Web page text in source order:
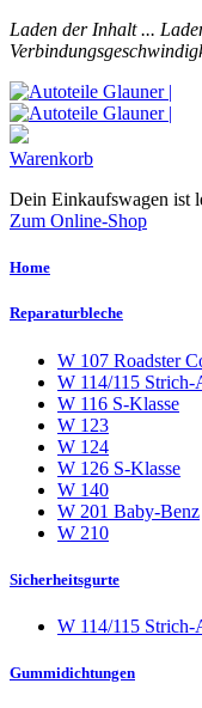
Laden der Inhalt ...
Warenkorb
Dein Einkaufswagen ist
Zum Online-Shop
Home
Reparaturbleche
W 107 Roadster
W 114/115 Strich-
W 116 S-Klasse
W 123
W 124
W 126 S-Klasse
W 140
W 201 Baby-Benz
W 210
Sicherheitsgurte
W 114/115 Strich-
Gummidichtungen